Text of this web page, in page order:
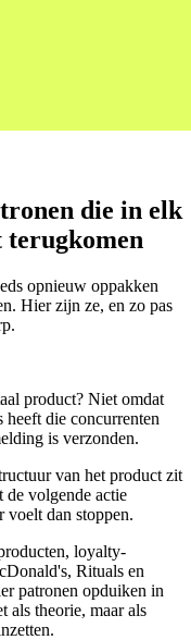
die in elk
terugkomen
opnieuw oppakken
Hier zijn ze, en zo pas
product? Niet omdat
die concurrenten
is verzonden.
van het product zit
de volgende actie
voelt dan stoppen.
loyalty-
Rituals en
patronen opduiken in
als theorie, maar als